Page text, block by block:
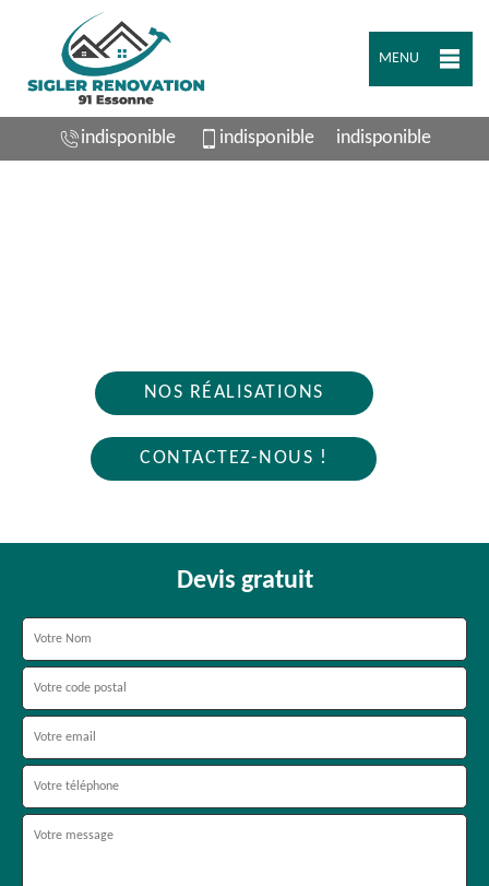
MENU
indisponible indisponible indisponible
NOS RÉALISATIONS
CONTACTEZ-NOUS !
Devis gratuit